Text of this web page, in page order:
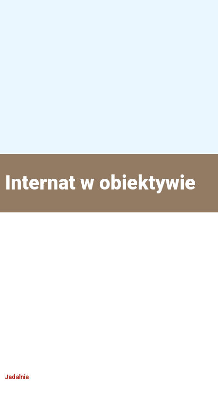
Internat w obiektywie
Jadalnia